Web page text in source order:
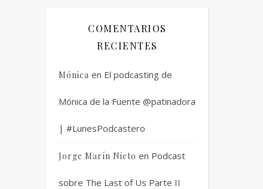
COMENTARIOS
RECIENTES
Mónica en El podcasting de
Mónica de la Fuente @patinadora
| #LunesPodcastero
Jorge Marín Nieto en Podcast
sobre The Last of Us Parte II